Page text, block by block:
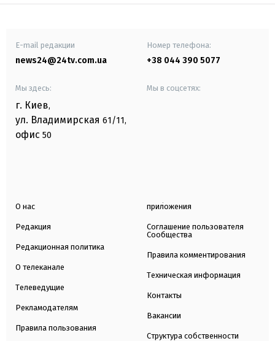
E-mail редакции
news24@24tv.com.ua
Номер телефона:
+38 044 390 5077
Мы здесь:
г. Киев,
ул. Владимирская 61/11,
офис 50
Мы в соцсетях:
О нас
Редакция
Редакционная политика
О телеканале
Телеведущие
Рекламодателям
Правила пользования
приложения
Соглашение пользователя
Сообщества
Правила комментирования
Техническая информация
Контакты
Вакансии
Структура собственности